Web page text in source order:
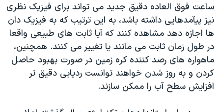
ساعت فوق العاده دقیق جدید می تواند برای فيزيک نظری
نيز پيآمدهايی داشته باشد، به اين ترتيب که به فيزيک دان
ها اجازه دهد مشاهده کنند که آيا ثابت های طبيعی واقعا
در طول زمان ثابت می مانند يا تغيير می کنند. همچنین،
ماهواره های رصد کننده کره زمین در صورت بهبود حاصل
کردن و به روز شدن خواهند توانست ردیابی دقیق تر
افزایش سطح آب را ممکن سازند.